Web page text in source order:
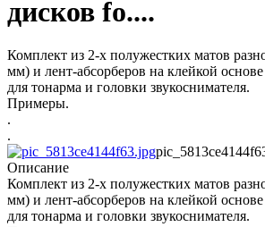
дисков fo....
Комплект из 2-х полужестких матов
мм) и лент-абсорберов на клейкой
для тонарма и головки звукоснимателя.
Примеры.
.
.
Описание
Комплект из 2-х полужестких матов
мм) и лент-абсорберов на клейкой
для тонарма и головки звукоснимателя.